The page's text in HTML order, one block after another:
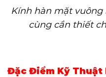
Kính hàn mặt vuông
cùng cần thiết
Đặc Điểm Kỹ Thuật